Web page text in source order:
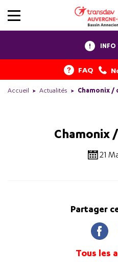
INFO
FAQ
Accueil Actualités Chamonix /
Chamonix
21
Partager
Tous les